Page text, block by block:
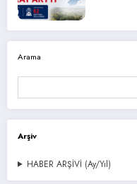
Arama
Arşiv
HABER ARŞİVİ (Ay/Yıl)